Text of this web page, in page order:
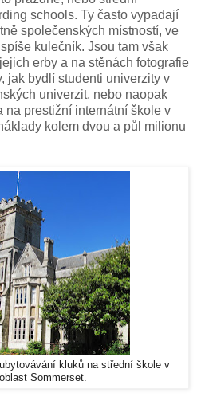
schools. Ty často vypadají
společenských místností, ve
kulečník. Jsou tam však
erby a na stěnách fotografie
jak bydlí studenti univerzity v
univerzit, nebo naopak
na prestižní internátní škole v
kolem dvou a půl milionu
kluků na střední škole v
oblast Sommerset.